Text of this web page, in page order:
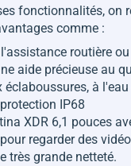
fonctionnalités, on
comme :
l'assistance routière
aide précieuse au
éclaboussures, à
IP68
XDR 6,1 pouces
regarder des
très grande netteté.